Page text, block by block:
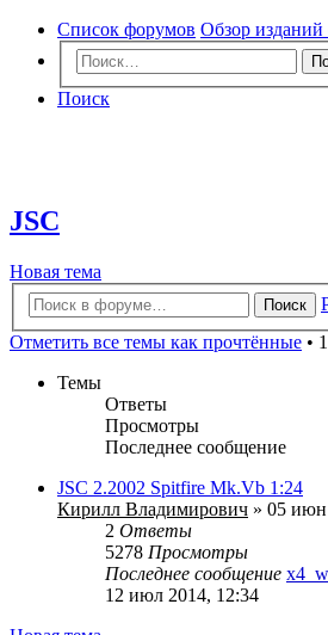
Список форумов Обзор
Поиск
JSC
Новая
тема
Новая тема
Поиск
Отметить все темы как прочтённые •
Темы
Ответы
Просмотры
Последнее сообщение
JSC 2.2002 Spitfire Mk.Vb 1:24
Кирилл Владимирович » 05 июн
2 Ответы
5278 Просмотры
Последнее сообщение
12 июл 2014, 12:34